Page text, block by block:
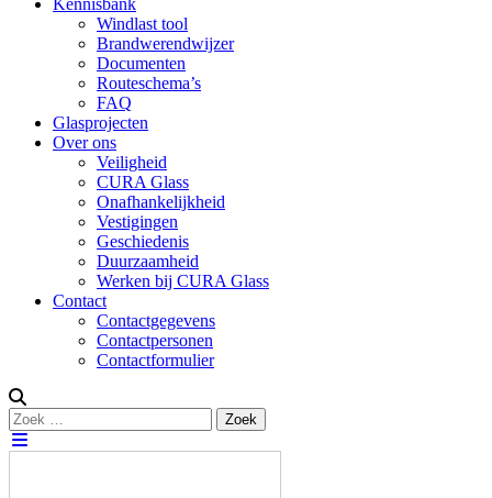
Windlast tool
Brandwerendwijzer
Documenten
Routeschema’s
FAQ
Glasprojecten
Over ons
Veiligheid
CURA Glass
Onafhankelijkheid
Vestigingen
Geschiedenis
Duurzaamheid
Werken bij CURA Glass
Contact
Contactgegevens
Contactpersonen
Contactformulier
Zoeken
naar:
Zoek